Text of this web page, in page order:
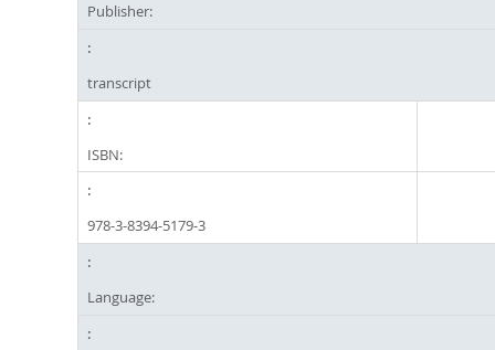
Publisher:
transcript
ISBN:
978-3-8394-5179-3
Language: